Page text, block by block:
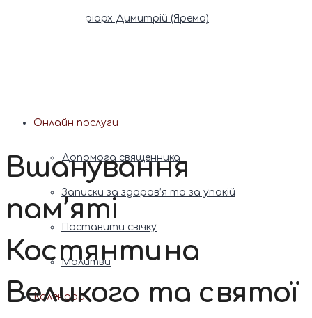
Патріарх Димитрій (Ярема)
Онлайн послуги
Допомога священника
Записки за здоров’я та за упокій
Поставити свічку
Молитви
Календар
Вшанування
пам’яті
Костянтина
Великого та святої